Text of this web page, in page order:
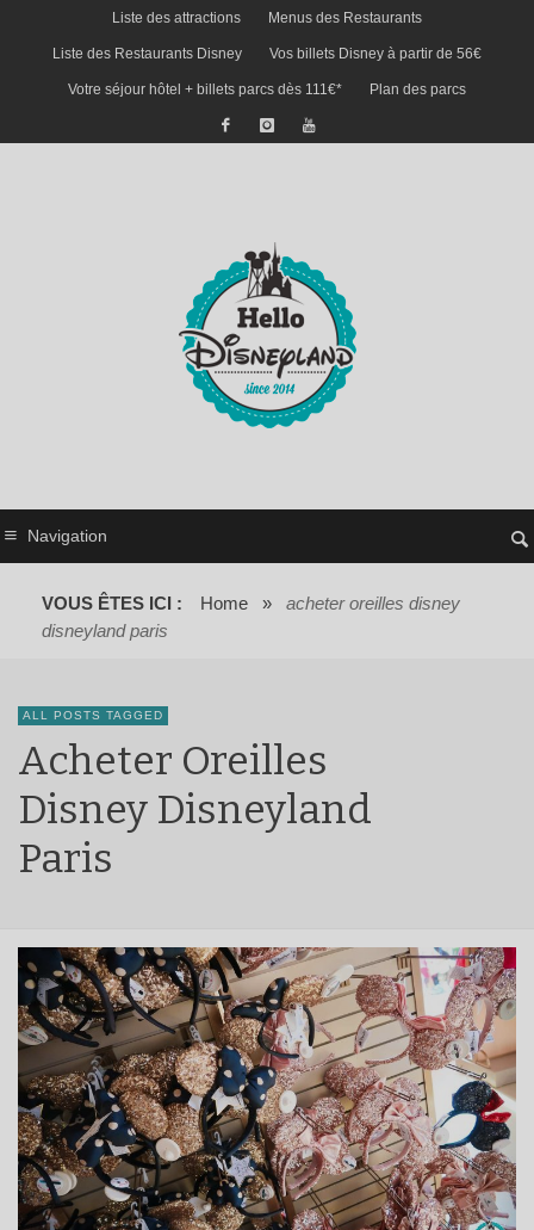
Liste des attractions Menus des Restaurants
Liste des Restaurants Disney Vos billets Disney à partir de 56€
Votre séjour hôtel + billets parcs dès 111€* Plan des parcs
Navigation
VOUS ÊTES ICI : Home »
acheter oreilles disney
disneyland paris
ALL POSTS TAGGED
Acheter Oreilles
Disney Disneyland
Paris